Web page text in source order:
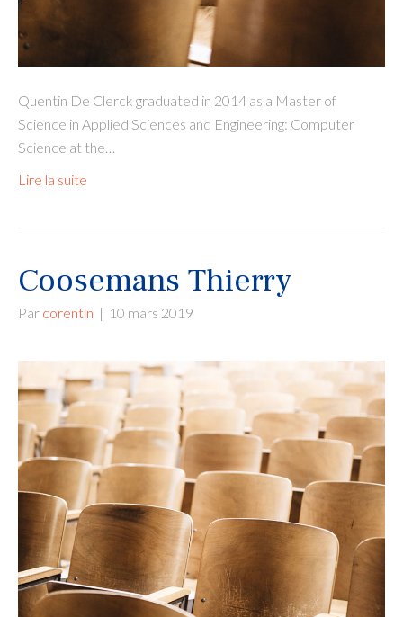
Quentin De Clerck graduated in 2014 as a Master of
Science in Applied Sciences and Engineering: Computer
Science at the…
Lire la suite
Coosemans Thierry
Par corentin | 10 mars 2019